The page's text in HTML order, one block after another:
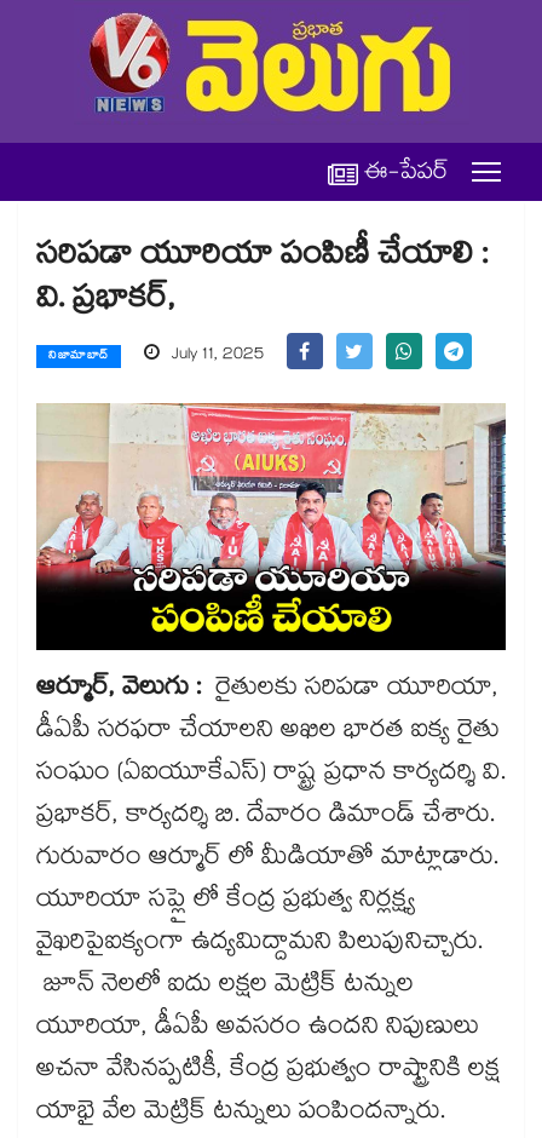
ఈ-పేపర్
సరిపడా యూరియా పంపిణీ చేయాలి :
వి. ప్రభాకర్,
నిజామాబాద్ July 11, 2025
ఆర్మూర్​, వెలుగు :రైతులకు సరిపడా యూరియా,
డీఏపీ సరఫరా చేయాలని అఖిల భారత ఐక్య రైతు
సంఘం (ఏఐయూకేఎస్)​ రాష్ట్ర ప్రధాన కార్యదర్శి వి.
ప్రభాకర్, కార్యదర్శి బి. దేవారం డిమాండ్ చేశారు.
గురువారం ఆర్మూర్ లో మీడియాతో మాట్లాడారు.
యూరియా సప్లై లో కేంద్ర ప్రభుత్వ నిర్లక్ష్య
వైఖరిపైఐక్యంగా ఉద్యమిద్దామని పిలుపునిచ్చారు.
జూన్​ నెలలో ఐదు లక్షల మెట్రిక్ టన్నుల
యూరియా, డీఏపీ అవసరం ఉందని నిపుణులు
అచనా వేసినప్పటికీ, కేంద్ర ప్రభుత్వం రాష్ట్రానికి లక్ష
యాభై వేల మెట్రిక్ టన్నులు పంపిందన్నారు.